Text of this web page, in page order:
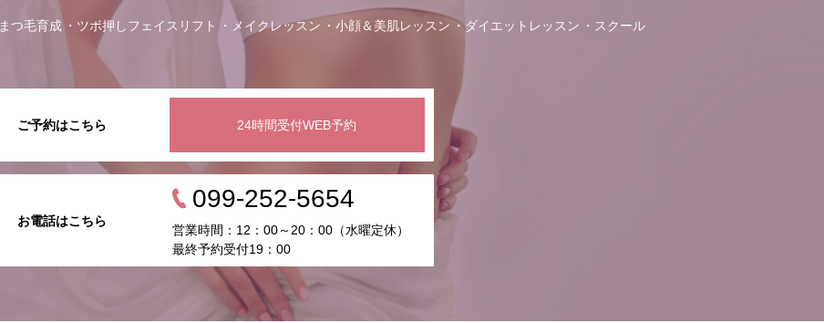
まつ毛育成 ツボ押しフェイスリフト メイクレッスン 小顔＆美肌レッスン ダイエットレッスン スクール
ご予約はこちら 24時間受付WEB予約
お電話はこちら
099-252-5654
営業時間：12：00～20：00（水曜定休）
最終予約受付19：00